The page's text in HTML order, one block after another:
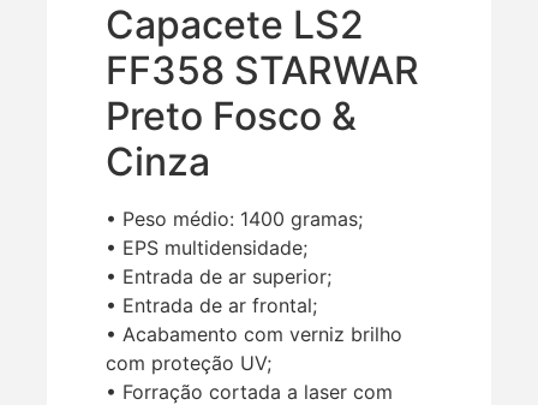
Capacete LS2
FF358 STARWAR
Preto Fosco &
Cinza
• Peso médio: 1400 gramas;
• EPS multidensidade;
• Entrada de ar superior;
• Entrada de ar frontal;
• Acabamento com verniz brilho
com proteção UV;
• Forração cortada a laser com